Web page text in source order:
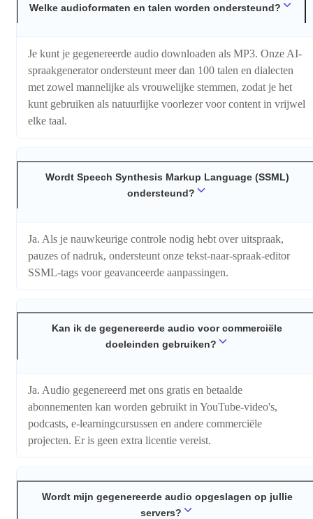
Welke audioformaten en talen worden ondersteund?
Je kunt je gegenereerde audio downloaden als MP3. Onze AI-
spraakgenerator ondersteunt meer dan 100 talen en dialecten
met zowel mannelijke als vrouwelijke stemmen, zodat je het
kunt gebruiken als natuurlijke voorlezer voor content in vrijwel
elke taal.
Wordt Speech Synthesis Markup Language (SSML)
ondersteund?
Ja. Als je nauwkeurige controle nodig hebt over uitspraak,
pauzes of nadruk, ondersteunt onze tekst-naar-spraak-editor
SSML-tags voor geavanceerde aanpassingen.
Kan ik de gegenereerde audio voor commerciële
doeleinden gebruiken?
Ja. Audio gegenereerd met ons gratis en betaalde
abonnementen kan worden gebruikt in YouTube-video's,
podcasts, e-learningcursussen en andere commerciële
projecten. Er is geen extra licentie vereist.
Wordt mijn gegenereerde audio opgeslagen op jullie
servers?